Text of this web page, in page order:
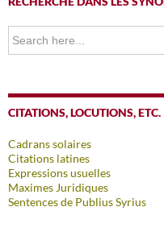
Search
for:
CITATIONS, LOCUTIONS, ETC.
Cadrans solaires
Citations latines
Expressions usuelles
Maximes Juridiques
Sentences de Publius Syrius